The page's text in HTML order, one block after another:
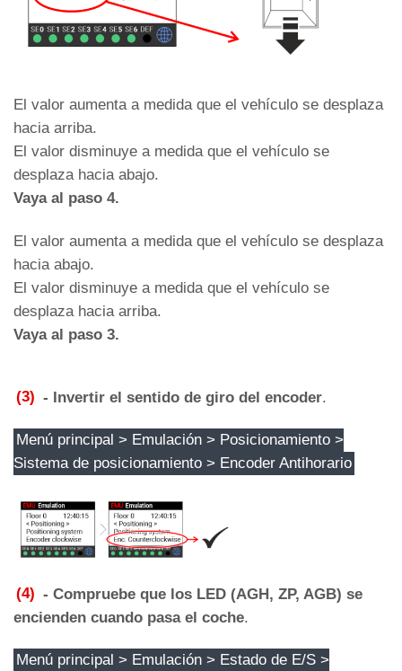
El valor aumenta a medida que el vehículo se desplaza
hacia arriba.
El valor disminuye a medida que el vehículo se
desplaza hacia abajo.
Vaya al paso 4.
El valor aumenta a medida que el vehículo se desplaza
hacia abajo.
El valor disminuye a medida que el vehículo se
desplaza hacia arriba.
Vaya al paso 3.
(3) - Invertir el sentido de giro del encoder.
Menú principal > Emulación > Posicionamiento >
Sistema de posicionamiento > Encoder Antihorario
(4) - Compruebe que los LED (AGH, ZP, AGB) se
encienden cuando pasa el coche.
Menú principal > Emulación > Estado de E/S >